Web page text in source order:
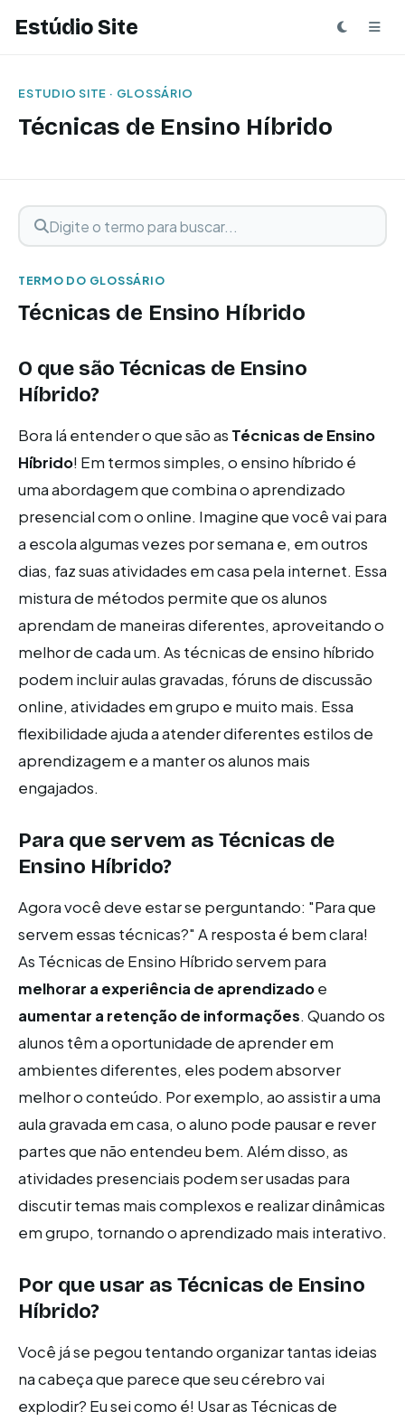
Estúdio Site
ESTUDIO SITE · GLOSSÁRIO
Técnicas de Ensino Híbrido
Buscar termo
Digite o termo para buscar
TERMO DO GLOSSÁRIO
Técnicas de Ensino Híbrido
O que são Técnicas de Ensino
Híbrido?
Bora lá entender o que são as Técnicas de Ensino
Híbrido! Em termos simples, o ensino híbrido é
uma abordagem que combina o aprendizado
presencial com o online. Imagine que você vai para
a escola algumas vezes por semana e, em outros
dias, faz suas atividades em casa pela internet. Essa
mistura de métodos permite que os alunos
aprendam de maneiras diferentes, aproveitando o
melhor de cada um. As técnicas de ensino híbrido
podem incluir aulas gravadas, fóruns de discussão
online, atividades em grupo e muito mais. Essa
flexibilidade ajuda a atender diferentes estilos de
aprendizagem e a manter os alunos mais
engajados.
Para que servem as Técnicas de
Ensino Híbrido?
Agora você deve estar se perguntando: "Para que
servem essas técnicas?" A resposta é bem clara!
As Técnicas de Ensino Híbrido servem para
melhorar a experiência de aprendizadoe
aumentar a retenção de informações. Quando os
alunos têm a oportunidade de aprender em
ambientes diferentes, eles podem absorver
melhor o conteúdo. Por exemplo, ao assistir a uma
aula gravada em casa, o aluno pode pausar e rever
partes que não entendeu bem. Além disso, as
atividades presenciais podem ser usadas para
discutir temas mais complexos e realizar dinâmicas
em grupo, tornando o aprendizado mais interativo.
Por que usar as Técnicas de Ensino
Híbrido?
Você já se pegou tentando organizar tantas ideias
na cabeça que parece que seu cérebro vai
explodir? Eu sei como é! Usar as Técnicas de